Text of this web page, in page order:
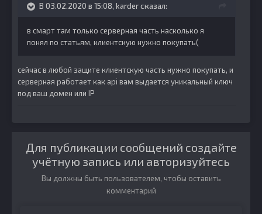
В 03.02.2020 в 15:08, karderсказал:
в смарт там только серверная часть насколько я
понял по статьям, клиентскую нужно покупать(
сейчас в любой защите клиентскую часть нужно покупать, и
серверная работает как api вам выдается уникальный ключ
под ваш домен или IP
Для публикации сообщений создайте
учётную запись или авторизуйтесь
Вы должны быть пользователем, чтобы оставить
комментарий